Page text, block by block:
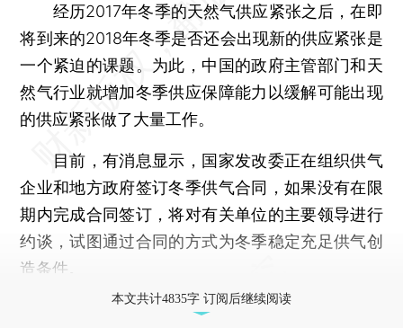
经历2017年冬季的天然气供应紧张之后，在即
将到来的2018年冬季是否还会出现新的供应紧张是
一个紧迫的课题。为此，中国的政府主管部门和天
然气行业就增加冬季供应保障能力以缓解可能出现
的供应紧张做了大量工作。
目前，有消息显示，国家发改委正在组织供气
企业和地方政府签订冬季供气合同，如果没有在限
期内完成合同签订，将对有关单位的主要领导进行
约谈，试图通过合同的方式为冬季稳定充足供气创
造条件。
本文共计4835字 订阅后继续阅读